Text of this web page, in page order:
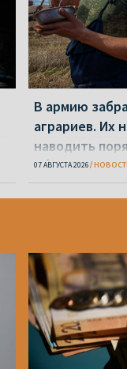
В армию
аграриев. Их
наводить
области
07 АВГУСТА 2026